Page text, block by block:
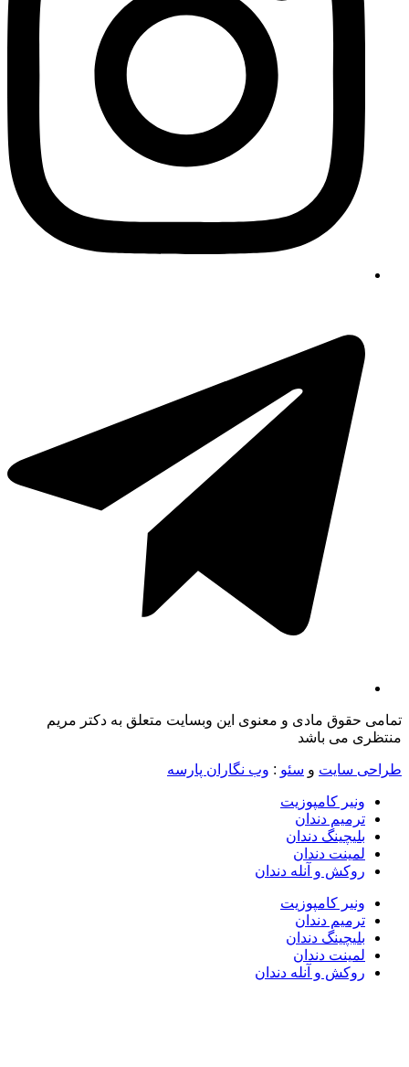
تمامی حقوق مادی و معنوی این وبسایت متعلق به دکتر مریم
منتظری می باشد
طراحی سایتوسئو: وب نگاران پارسه
ونیر کامپوزیت
ترمیم دندان
بلیچینگ دندان
لمینت دندان
روکش و آنله دندان
ونیر کامپوزیت
ترمیم دندان
بلیچینگ دندان
لمینت دندان
روکش و آنله دندان